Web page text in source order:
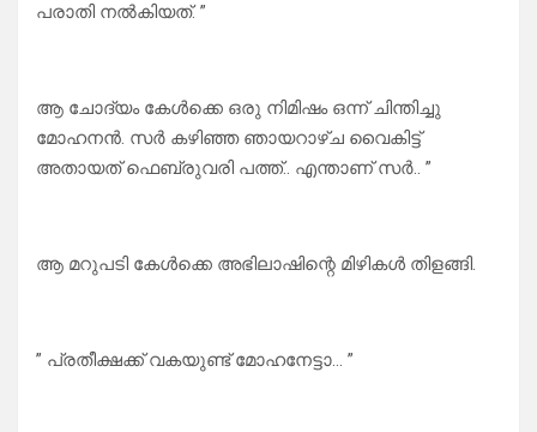
പരാതി നൽകിയത്. ”
ആ ചോദ്യം കേൾക്കെ ഒരു നിമിഷം ഒന്ന് ചിന്തിച്ചു
മോഹനൻ. സർ കഴിഞ്ഞ ഞായറാഴ്ച വൈകിട്ട്
അതായത് ഫെബ്രുവരി പത്ത്.. എന്താണ് സർ.. ”
ആ മറുപടി കേൾക്കെ അഭിലാഷിന്റെ മിഴികൾ തിളങ്ങി.
” പ്രതീക്ഷക്ക് വകയുണ്ട് മോഹനേട്ടാ… ”